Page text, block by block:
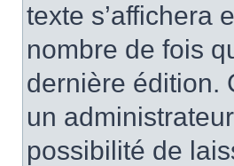
texte s’affichera
nombre de fois
dernière édition.
un
possibilité de